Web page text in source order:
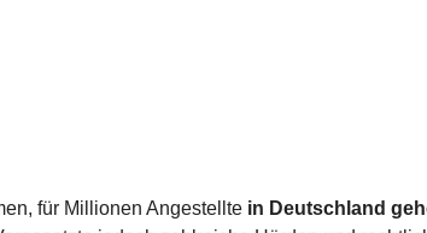
für Millionen Angestellte in Deutschland